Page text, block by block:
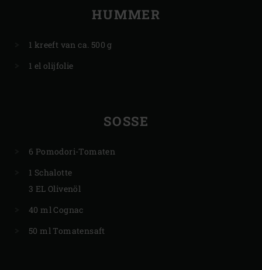
HUMMER
1 kreeft van ca. 500 g
1 el olijfolie
SOSSE
6 Pomodori-Tomaten
1 Schalotte
3 EL Olivenöl
40 ml Cognac
50 ml Tomatensaft